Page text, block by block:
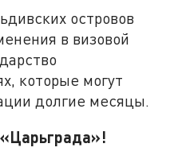
островов
в визовой
которые могут
долгие месяцы.